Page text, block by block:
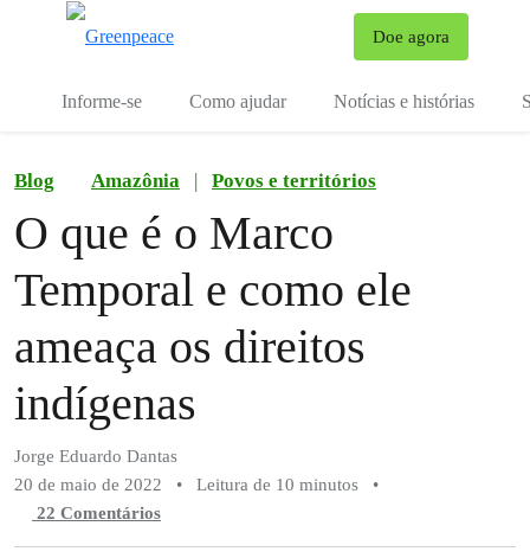
Doe agora
Informe-se Como ajudar Notícias e histórias
Blog Amazônia | Povos e territórios
O que é o Marco
Temporal e como ele
ameaça os direitos
indígenas
Jorge Eduardo Dantas
20 de maio de 2022
• Leitura de 10 minutos
•
22 Comentários